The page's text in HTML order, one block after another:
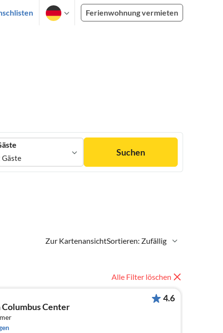
Ferienwohnung vermieten
Gäste
Suchen
Zur KartenansichtSortieren: Zufällig
Alle Filter löschen
Center
4.6